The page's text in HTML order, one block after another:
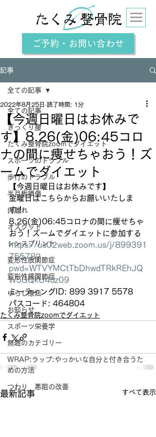
ご予約・お問い合わせ
記事
全ての記事
ぎっくり腰
たくみ整骨院zoomでダイエット
スポーツのトラブル
歩行のトラブル
半月板損傷
肉離れ
オスグッド
シンスプリント
変形性股関節症
変形性膝関節症
ゆらし療法
お知らせ
スポーツ栄養学
無題のカテゴリー
WRAP:ラップ:やっかいな自分と付き合うた
めの方法
つわり 悪阻の改善
全ての記事
【今週日曜日はお休みで
す】8.26(金)06:45コロ
ナの間に痩せちゃおう！ズ
ームでダイエット
2022年8月25日 読了時間: 1分
【今週日曜日はお休みです】
金曜日はこちらからお願いいたしま
す！
8.26(金)06:45コロナの間に痩せちゃ
おう！ズームでダイエットに参加する
https://us02web.zoom.us/j/899391
75578?
pwd=WTVYMCtTbDhwdTRkREhJQ
W5GQkU4dz09
ミーティングID: 899 3917 5578
パスコード: 464804
たくみ整骨院zoomでダイエット
最新記事 すべて表示